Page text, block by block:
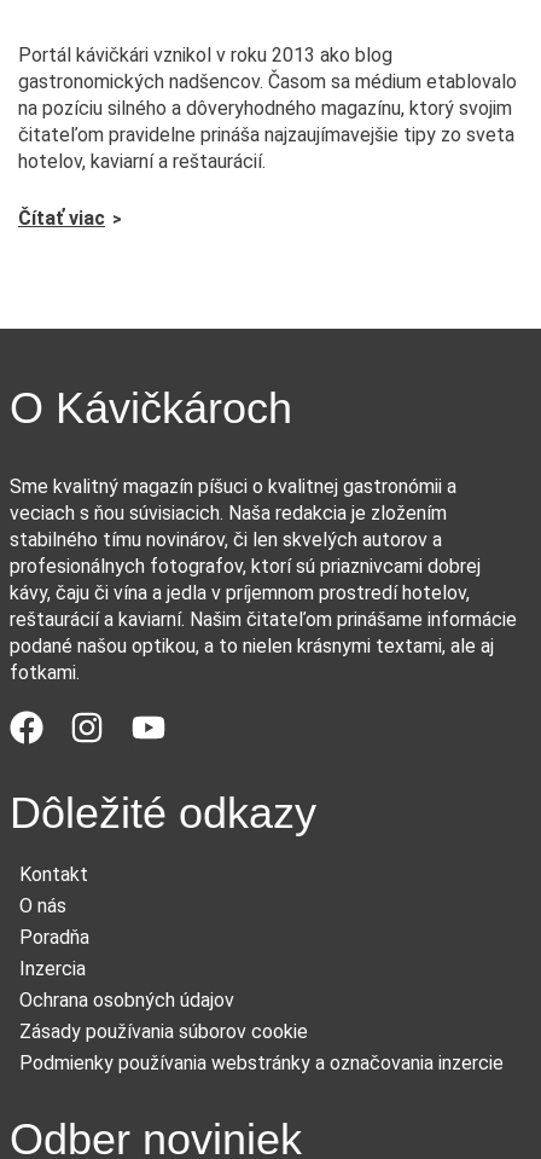
Portál kávičkári vznikol v roku 2013 ako blog
gastronomických nadšencov. Časom sa médium etablovalo
na pozíciu silného a dôveryhodného magazínu, ktorý svojim
čitateľom pravidelne prináša najzaujímavejšie tipy zo sveta
hotelov, kaviarní a reštaurácií.
Čítať viac
O Kávičkároch
Sme kvalitný magazín píšuci o kvalitnej gastronómii a
veciach s ňou súvisiacich. Naša redakcia je zložením
stabilného tímu novinárov, či len skvelých autorov a
profesionálnych fotografov, ktorí sú priaznivcami dobrej
kávy, čaju či vína a jedla v príjemnom prostredí hotelov,
reštaurácií a kaviarní. Našim čitateľom prinášame informácie
podané našou optikou, a to nielen krásnymi textami, ale aj
fotkami.
Dôležité odkazy
Kontakt
O nás
Poradňa
Inzercia
Ochrana osobných údajov
Zásady používania súborov cookie
Podmienky používania webstránky a označovania inzercie
Odber noviniek